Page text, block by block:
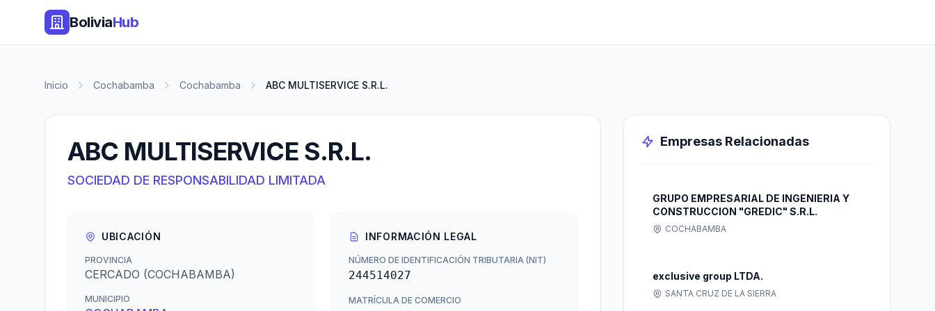
BoliviaHub
Inicio Cochabamba Cochabamba ABC MULTISERVICE S.R.L.
ABC MULTISERVICE S.R.L.
SOCIEDAD DE RESPONSABILIDAD LIMITADA
UBICACIÓN
PROVINCIA
CERCADO (COCHABAMBA)
MUNICIPIO
INFORMACIÓN LEGAL
NÚMERO DE IDENTIFICACIÓN TRIBUTARIA (NIT)
244514027
MATRÍCULA DE COMERCIO
Empresas Relacionadas
GRUPO EMPRESARIAL DE INGENIERIA Y
CONSTRUCCION "GREDIC" S.R.L.
COCHABAMBA
exclusive group LTDA.
SANTA CRUZ DE LA SIERRA